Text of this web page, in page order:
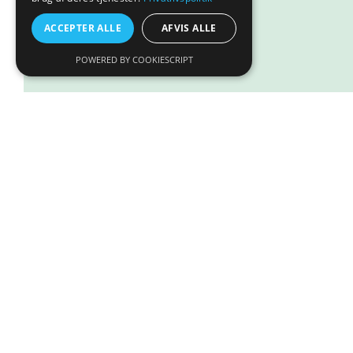
Læs mere
ACCEPTER ALLE AFVIS ALLE
POWERED BY COOKIESCRIPT